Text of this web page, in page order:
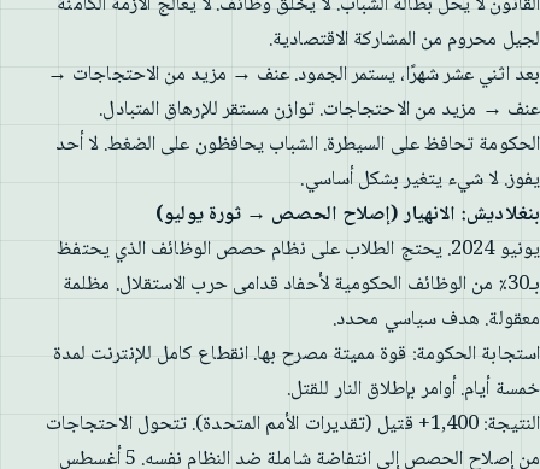
لجيل محروم من المشاركة الاقتصادية.
بعد اثني عشر شهرًا، يستمر الجمود. عنف → مزيد من الاحتجاجات →
عنف → مزيد من الاحتجاجات. توازن مستقر للإرهاق المتبادل.
الحكومة تحافظ على السيطرة. الشباب يحافظون على الضغط. لا أحد
يفوز. لا شيء يتغير بشكل أساسي.
بنغلاديش: الانهيار (إصلاح الحصص → ثورة يوليو)
يونيو 2024. يحتج الطلاب على نظام حصص الوظائف الذي يحتفظ
بـ30٪ من الوظائف الحكومية لأحفاد قدامى حرب الاستقلال. مظلمة
معقولة. هدف سياسي محدد.
استجابة الحكومة: قوة مميتة مصرح بها. انقطاع كامل للإنترنت لمدة
خمسة أيام. أوامر بإطلاق النار للقتل.
النتيجة: 1,400+ قتيل (تقديرات الأمم المتحدة). تتحول الاحتجاجات
من إصلاح الحصص إلى انتفاضة شاملة ضد النظام نفسه. 5 أغسطس